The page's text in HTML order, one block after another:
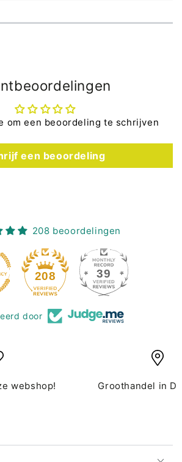
om een beoordeling te schrijven
een beoordeling
208 beoordelingen
208 39
door
webshop! Groothandel in